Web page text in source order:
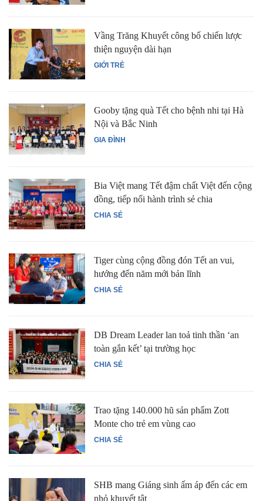
GIỚI TRẺ
Vầng Trăng Khuyết công bố chiến lược
thiện nguyện dài hạn
GIA ĐÌNH
Gooby tặng quà Tết cho bệnh nhi tại Hà
Nội và Bắc Ninh
CHIA SẺ
Bia Việt mang Tết đậm chất Việt đến cộng
đồng, tiếp nối hành trình sẻ chia
CHIA SẺ
Tiger cùng cộng đồng đón Tết an vui,
hướng đến năm mới bản lĩnh
CHIA SẺ
DB Dream Leader lan toả tinh thần ‘an
toàn gắn kết’ tại trường học
CHIA SẺ
Trao tặng 140.000 hũ sản phẩm Zott
Monte cho trẻ em vùng cao
SHB mang Giáng sinh ấm áp đến các em
nhỏ khuyết tật